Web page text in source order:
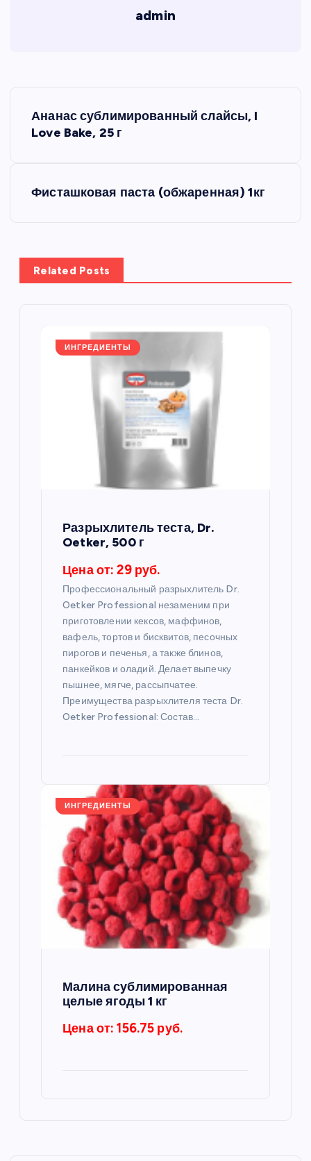
admin
Ананас сублимированный слайсы, I
Love Bake, 25 г
Фисташковая паста (обжаренная) 1кг
Related Posts
ИНГРЕДИЕНТЫ
Разрыхлитель теста, Dr.
Oetker, 500 г
Цена от: 29 руб.
Профессиональный разрыхлитель Dr.
Oetker Professional незаменим при
приготовлении кексов, маффинов,
вафель, тортов и бисквитов, песочных
пирогов и печенья, а также блинов,
панкейков и оладий. Делает выпечку
пышнее, мягче, рассыпчатее.
Преимущества разрыхлителя теста Dr.
Oetker Professional: Состав…
ИНГРЕДИЕНТЫ
Малина сублимированная
целые ягоды 1 кг
Цена от: 156.75 руб.